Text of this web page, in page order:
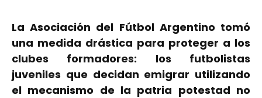
La Asociación del Fútbol Argentino tomó
una medida drástica para proteger a los
clubes formadores: los futbolistas
juveniles que decidan emigrar utilizando
el mecanismo de la patria potestad no